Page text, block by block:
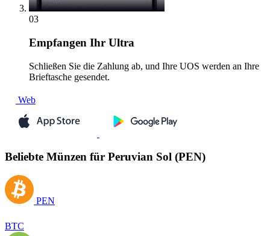
03
Empfangen Ihr Ultra
Schließen Sie die Zahlung ab, und Ihre UOS werden an Ihre
Brieftasche gesendet.
Web
Beliebte Münzen für Peruvian Sol (PEN)
PEN
BTC